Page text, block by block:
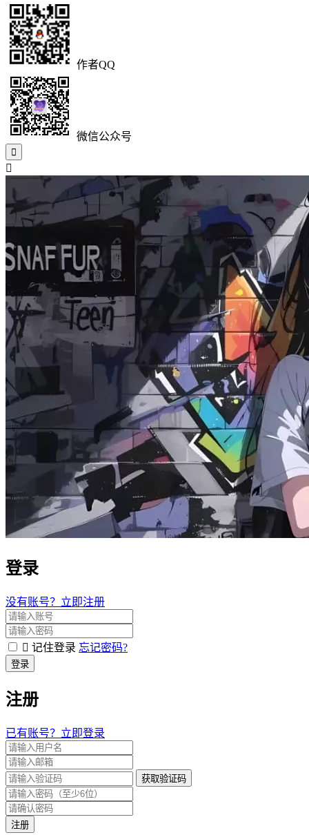
作者QQ
微信公众号
登录
没有账号？立即注册
记住登录 忘记密码?
登录
注册
已有账号？立即登录
获取验证码
注册